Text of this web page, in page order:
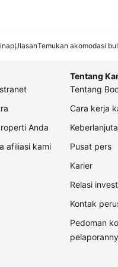
UlasanTemukan akomodasi
Anda
afiliasi kami
Tentang
Tentang
Cara kerja
Pusat pers
Karier
Relasi
Kontak
Pedoman